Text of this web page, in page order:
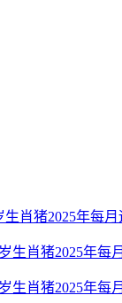
生肖猪2025年每月
生肖猪2025年每
生肖猪2025年每